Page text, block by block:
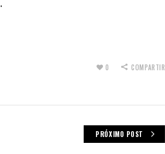
0 COMPARTIR
PRÓXIMO POST